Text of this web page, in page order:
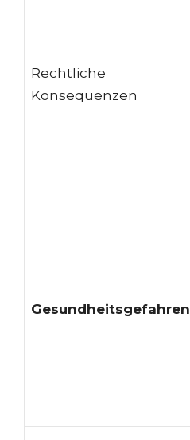
Rechtliche
Konsequenzen
Gesundheitsgefahren